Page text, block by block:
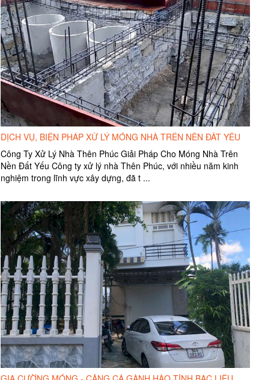
DỊCH VỤ, BIỆN PHÁP XỬ LÝ MÓNG NHÀ TRÊN NỀN ĐẤT YẾU
Công Ty Xử Lý Nhà Thên Phúc Giải Pháp Cho Móng Nhà Trên
Nền Đất Yếu Công ty xử lý nhà Thên Phúc, với nhiều năm kinh
nghiệm trong lĩnh vực xây dựng, đã t ...